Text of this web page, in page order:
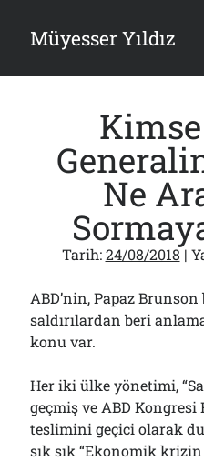
Müyesser Yıldız
Yan
Menü
Gazi’den Milletvekillerine
07/08/2026
15 Temmuz Soruları… Nasuh
03/08/2026
Er Gaziler 20 Gün Sonra Gelen
01/08/2026
Papazın “Komutanı” Ayasofya
Çağırdı!..
31/07/2026
Ne
Tarih:24/08/2018 |
ABD’nin, Papaz
saldırılardan beri
konu var.
Her iki ülke yönetimi,
geçmiş ve ABD Kongresi
teslimini geçici olarak
sık sık “Ekonomik